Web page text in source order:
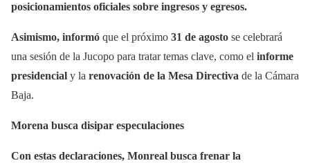
posicionamientos oficiales sobre ingresos y egresos.
Asimismo, informó que el próximo 31 de agosto se celebrará
una sesión de la Jucopo para tratar temas clave, como el informe
presidencial y la renovación de la Mesa Directiva de la Cámara
Baja.
Morena busca disipar especulaciones
Con estas declaraciones, Monreal busca frenar la